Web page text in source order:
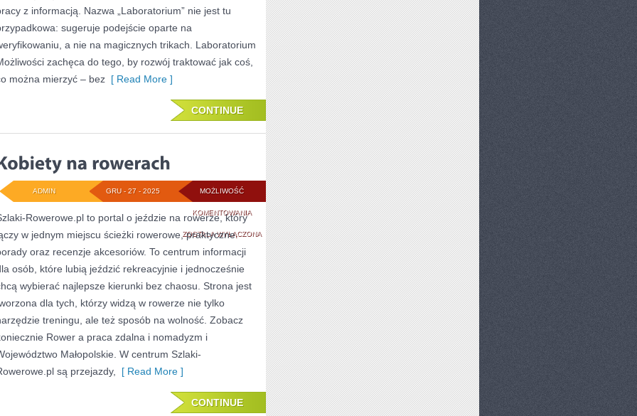
z informacją. Nazwa „Laboratorium” nie jest tu
sugeruje podejście oparte na
a nie na magicznych trikach. Laboratorium
zachęca do tego, by rozwój traktować jak coś,
można mierzyć – bez [ Read More ]
CONTINUE
MOŻLIWOŚĆ
KOMENTOWANIAKOBIETY
NA
ROWERACH
ZOSTAŁA WYŁĄCZONA
GRU - 27 - 2025
ADMIN
Rowerowe.pl to portal o jeździe na rowerze, który
w jednym miejscu ścieżki rowerowe, praktyczne
oraz recenzje akcesoriów. To centrum informacji
osób, które lubią jeździć rekreacyjnie i jednocześnie
wybierać najlepsze kierunki bez chaosu. Strona jest
dla tych, którzy widzą w rowerze nie tylko
treningu, ale też sposób na wolność. Zobacz
Rower a praca zdalna i nomadyzm i
Małopolskie. W centrum Szlaki-
są przejazdy,
[ Read More ]
CONTINUE